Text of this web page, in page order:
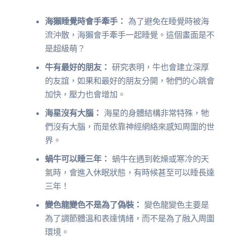
海獺睡覺時會手牽手： 為了避免在睡覺時被海
流沖散，海獺會手牽手一起睡覺。這個畫面是不
是超級萌？
牛有最好的朋友： 研究表明，牛也會建立深厚
的友誼，如果和最好的朋友分開，牠們的心跳會
加快，壓力也會增加。
海星沒有大腦： 海星的身體結構非常特殊，牠
們沒有大腦，而是依靠神經網絡來感知周圍的世
界。
蝸牛可以睡三年： 蝸牛在遇到乾燥或寒冷的天
氣時，會進入休眠狀態，有時候甚至可以睡長達
三年！
變色龍變色不是為了偽裝： 變色龍變色主要是
為了調節體溫和表達情緒，而不是為了融入周圍
環境。